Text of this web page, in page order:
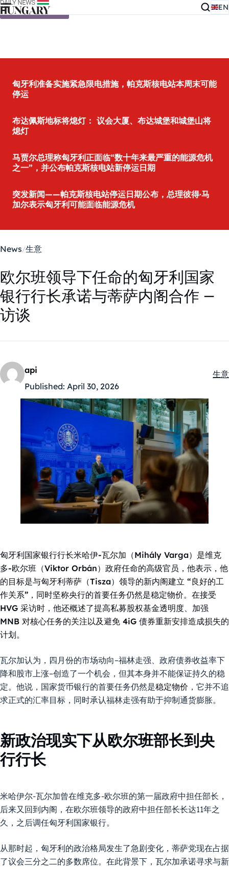
Skip to content EN
匈牙利准备实施紧急限电措施，帕克斯核电站本周末可能
停运
布达佩斯地标将熄灯： 议会大厦、布达城堡和城堡山将
熄灯
马贾尔总理称匈牙利正面临“数十年来最严重的能源危机
之一”，并公布帕克斯核电站新停运日期
突发新闻——帕克斯核电站停运日期公布，总理彼得·马
加尔表示匈牙利可能面临能源危机
News 生意
欧尔班领导下任命的匈牙利国家
银行行长承诺与蒂萨内阁合作 –
访谈
api
Published: April 30, 2026
生意
匈牙利国家银行行长米哈伊-瓦尔加（Mihály Varga）是维克
多-欧尔班（Viktor Orbán）政府任命的高级官员，他表示，他
的目标是与匈牙利蒂萨（Tisza）领导的新内阁建立 “良好的工
作关系”，同时坚称央行的首要任务仍然是稳定物价。在接受
HVG 采访时，他还概述了提高私募股权基金透明度、加强
MNB 对核心任务的关注以及避免 4iG 债券重新安排造成损失的
计划。
瓦尔加认为，四月份的市场动向–福林走强、政府债券收益率下
降和股市上涨–创造了一个机会，但其本身并不能保证持久的稳
定。他说，国家货币银行的首要任务仍然是稳定物价 ，它并不追
求正式的汇率目标，同时承认福林走强有助于抑制通货膨胀。
新政治现实下从欧尔班部长到央
行行长
米哈伊尔-瓦尔加曾在维克多-欧尔班的第一届政府中担任部长，
后来又回到内阁，在欧尔班领导的政府中担任部长长达11年之
久，之后调任匈牙利国家银行。
从那时起，匈牙利的政治格局发生了急剧变化，蒂萨党现在占据
了议会三分之二的多数席位。在此背景下，瓦尔加承诺寻求与新